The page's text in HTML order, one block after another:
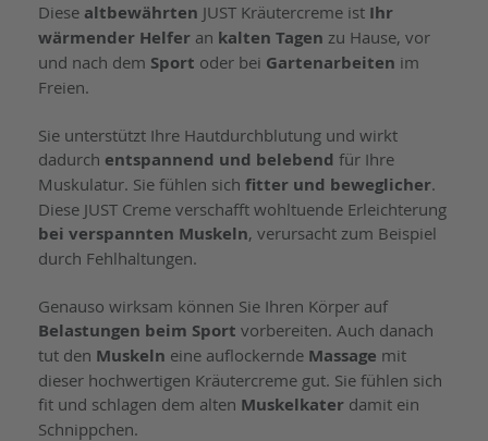
Diese altbewährten JUST Kräutercreme ist Ihr
wärmender Helfer an kalten Tagen zu Hause, vor
und nach dem Sport oder bei Gartenarbeiten im
Freien.
Sie unterstützt Ihre Hautdurchblutung und wirkt
dadurch entspannend und belebend für Ihre
Muskulatur. Sie fühlen sich fitter und beweglicher.
Diese JUST Creme verschafft wohltuende Erleichterung
bei verspannten Muskeln, verursacht zum Beispiel
durch Fehlhaltungen.
Genauso wirksam können Sie Ihren Körper auf
Belastungen beim Sport vorbereiten. Auch danach
tut den Muskeln eine auflockernde Massage mit
dieser hochwertigen Kräutercreme gut. Sie fühlen sich
fit und schlagen dem alten Muskelkater damit ein
Schnippchen.